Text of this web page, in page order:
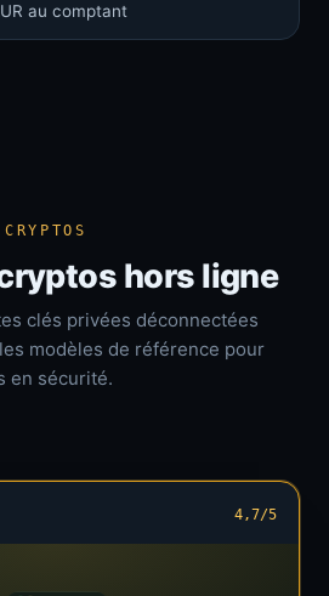
au comptant
hors ligne
clés privées déconnectées
modèles de référence pour
en sécurité.
4,7/5